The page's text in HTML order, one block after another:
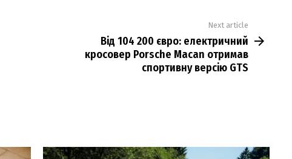
Next article
Від 104 200 євро: електричний
кросовер Porsche Macan отримав
спортивну версію GTS